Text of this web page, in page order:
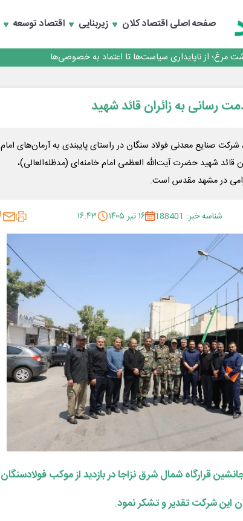
صفحه اصلیاقتصاد کلان زیربنایی اقتصاد توسعه
حقوق مردم خط قرمز ندارم
مرغ؛ از ناپایداری سیاست‌ها تا اعتماد به خصوصی‌ها
در ایران شکسته می‌شود؟
حقوق مردم خط قرمز ندارم
برای تولید و بازار سرمایه
رسانی به زائران قائد شهید
صنایع معدنی فولاد سنگان در راستای پایبندی به آرمان‌های امام
قائد شهید حضرت آیت‌الله العظمی امام خامنه‌ای (مدظله‌العالی)،
در مشهد مقدس است.
شناسه خبر: 188401 ۱۶ تیر ۱۴۰۵ ۱۶:۴۳
قرارگاه شمال شرق نزاجا در بازدید از موکب فولادسنگان
این شرکت تقدیر و تشکر نمود.